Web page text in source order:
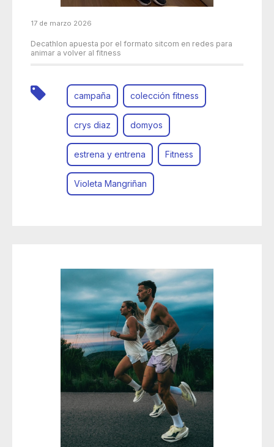
17 de marzo 2026
Decathlon apuesta por el formato sitcom en redes para
animar a volver al fitness
campaña colección fitness
crys diaz domyos
estrena y entrena Fitness
Violeta Mangriñan